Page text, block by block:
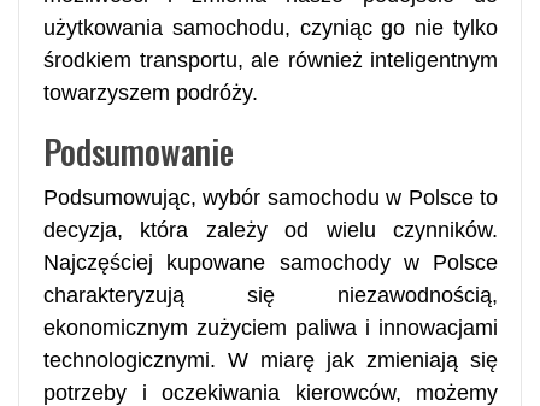
użytkowania samochodu, czyniąc go nie tylko
środkiem transportu, ale również inteligentnym
towarzyszem podróży.
Podsumowanie
Podsumowując, wybór samochodu w Polsce to
decyzja, która zależy od wielu czynników.
Najczęściej kupowane samochody w Polsce
charakteryzują się niezawodnością,
ekonomicznym zużyciem paliwa i innowacjami
technologicznymi. W miarę jak zmieniają się
potrzeby i oczekiwania kierowców, możemy